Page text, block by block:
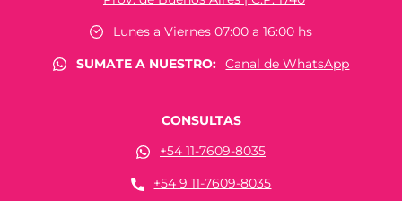
Lunes a Viernes 07:00 a 16:00 hs
SUMATE A NUESTRO:
Canal de WhatsApp
CONSULTAS
+54 11-7609-8035
+54 9 11-7609-8035